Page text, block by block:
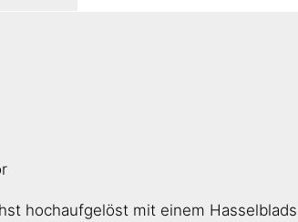
hochaufgelöst mit einem